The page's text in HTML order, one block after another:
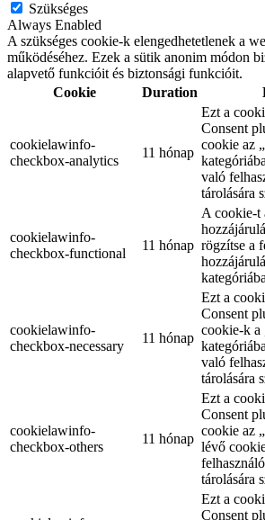
Szükséges
Always Enabled
A szükséges cookie-k elengedhetetlenek a
működéséhez. Ezek a sütik anonim módon
alapvető funkcióit és biztonsági funkcióit.
Cookie
Duration
cookielawinfo-
checkbox-analytics
11 hónap
Ezt a
Consent
cookie az
való
tárolására
cookielawinfo-
checkbox-functional
11 hónap
A cookie-t
rögzítse a
cookielawinfo-
checkbox-necessary
11 hónap
Ezt a
Consent
cookie-k a
való
tárolására
cookielawinfo-
checkbox-others
11 hónap
Ezt a
Consent
cookie az
lévő
tárolására
Ezt a
Consent